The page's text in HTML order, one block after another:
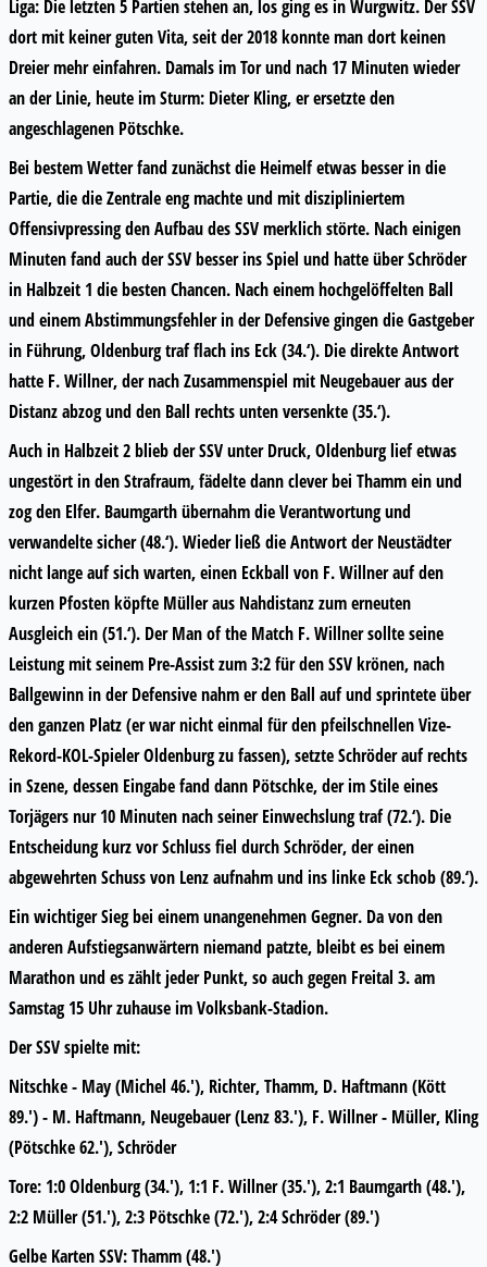
Liga: Die letzten 5 Partien stehen an, los ging es in Wurgwitz. Der SSV
dort mit keiner guten Vita, seit der 2018 konnte man dort keinen
Dreier mehr einfahren. Damals im Tor und nach 17 Minuten wieder
an der Linie, heute im Sturm: Dieter Kling, er ersetzte den
angeschlagenen Pötschke.
Bei bestem Wetter fand zunächst die Heimelf etwas besser in die
Partie, die die Zentrale eng machte und mit diszipliniertem
Offensivpressing den Aufbau des SSV merklich störte. Nach einigen
Minuten fand auch der SSV besser ins Spiel und hatte über Schröder
in Halbzeit 1 die besten Chancen. Nach einem hochgelöffelten Ball
und einem Abstimmungsfehler in der Defensive gingen die Gastgeber
in Führung, Oldenburg traf flach ins Eck (34.‘). Die direkte Antwort
hatte F. Willner, der nach Zusammenspiel mit Neugebauer aus der
Distanz abzog und den Ball rechts unten versenkte (35.‘).
Auch in Halbzeit 2 blieb der SSV unter Druck, Oldenburg lief etwas
ungestört in den Strafraum, fädelte dann clever bei Thamm ein und
zog den Elfer. Baumgarth übernahm die Verantwortung und
verwandelte sicher (48.‘). Wieder ließ die Antwort der Neustädter
nicht lange auf sich warten, einen Eckball von F. Willner auf den
kurzen Pfosten köpfte Müller aus Nahdistanz zum erneuten
Ausgleich ein (51.‘). Der Man of the Match F. Willner sollte seine
Leistung mit seinem Pre-Assist zum 3:2 für den SSV krönen, nach
Ballgewinn in der Defensive nahm er den Ball auf und sprintete über
den ganzen Platz (er war nicht einmal für den pfeilschnellen Vize-
Rekord-KOL-Spieler Oldenburg zu fassen), setzte Schröder auf rechts
in Szene, dessen Eingabe fand dann Pötschke, der im Stile eines
Torjägers nur 10 Minuten nach seiner Einwechslung traf (72.‘). Die
Entscheidung kurz vor Schluss fiel durch Schröder, der einen
abgewehrten Schuss von Lenz aufnahm und ins linke Eck schob (89.‘).
Ein wichtiger Sieg bei einem unangenehmen Gegner. Da von den
anderen Aufstiegsanwärtern niemand patzte, bleibt es bei einem
Marathon und es zählt jeder Punkt, so auch gegen Freital 3. am
Samstag 15 Uhr zuhause im Volksbank-Stadion.
Der SSV spielte mit:
Nitschke - May (Michel 46.'), Richter, Thamm, D. Haftmann (Kött
89.') - M. Haftmann, Neugebauer (Lenz 83.'), F. Willner - Müller, Kling
(Pötschke 62.'), Schröder
Tore: 1:0 Oldenburg (34.'), 1:1 F. Willner (35.'), 2:1 Baumgarth (48.'),
2:2 Müller (51.'), 2:3 Pötschke (72.'), 2:4 Schröder (89.')
Gelbe Karten SSV: Thamm (48.')